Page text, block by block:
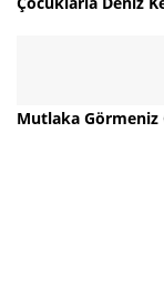
Mutlaka Görmeniz